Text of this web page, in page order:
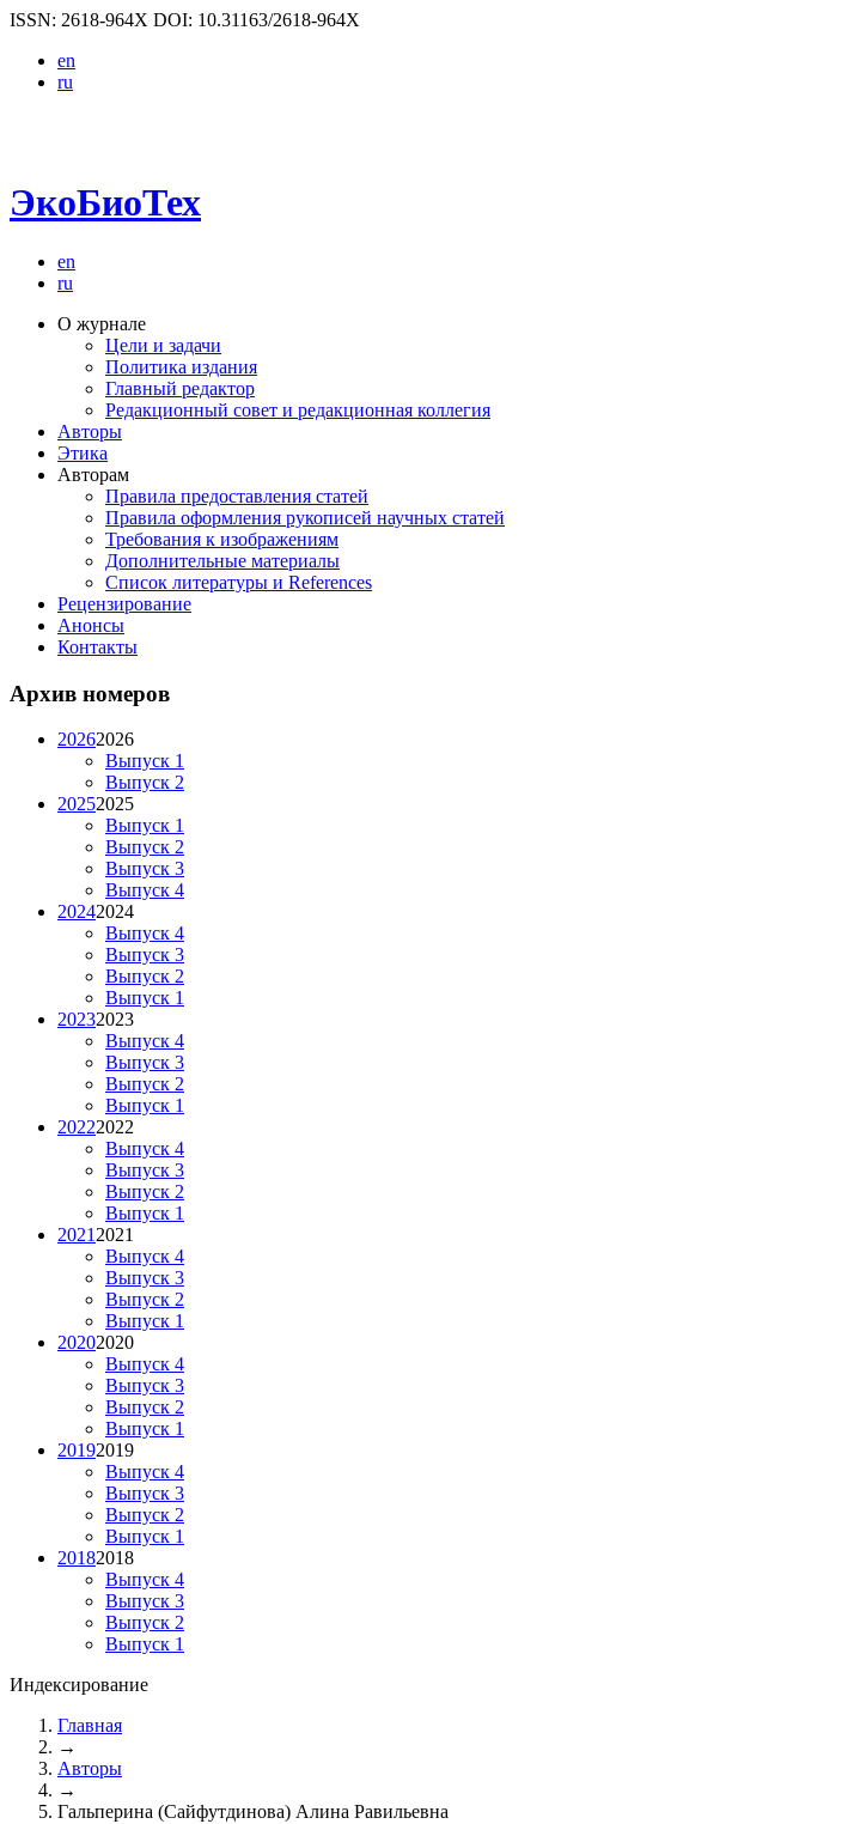
ISSN: 2618-964X DOI: 10.31163/2618-964X
en
ru
ЭкоБиоТех
en
ru
О журнале
Цели и задачи
Политика издания
Главный редактор
Редакционный совет и редакционная коллегия
Авторы
Этика
Авторам
Правила предоставления статей
Правила оформления рукописей научных статей
Требования к изображениям
Дополнительные материалы
Список литературы и References
Рецензирование
Анонсы
Контакты
Архив номеров
20262026
Выпуск 1
Выпуск 2
20252025
Выпуск 1
Выпуск 2
Выпуск 3
Выпуск 4
20242024
Выпуск 4
Выпуск 3
Выпуск 2
Выпуск 1
20232023
Выпуск 4
Выпуск 3
Выпуск 2
Выпуск 1
20222022
Выпуск 4
Выпуск 3
Выпуск 2
Выпуск 1
2021 2021
Выпуск 4
Выпуск 3
Выпуск 2
Выпуск 1
20202020
Выпуск 4
Выпуск 3
Выпуск 2
Выпуск 1
20192019
Выпуск 4
Выпуск 3
Выпуск 2
Выпуск 1
20182018
Выпуск 4
Выпуск 3
Выпуск 2
Выпуск 1
Индексирование
Главная
→
Авторы
→
Гальперина (Сайфутдинова) Алина Равильевна